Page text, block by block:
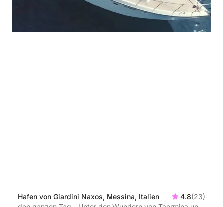
Hafen von Giardini Naxos, Messina, Italien 4.8(23)